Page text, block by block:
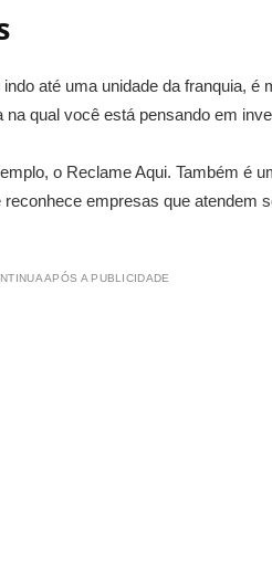
até uma unidade da franquia, é
qual você está pensando em
o Reclame Aqui. Também é
reconhece empresas que atendem
APÓS A PUBLICIDADE